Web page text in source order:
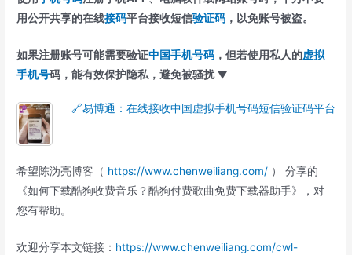
用公开共享的在线接码平台接收短信验证码 ，以免账号被盗。
如果注册账号可能需要验证中国手机号码 ，但若使用私人的虚拟
手机号码，能有效保护隐私，避免被骚扰 ▼
🔗易博通：在线接收中国虚拟手机号码短信验证码平台
希望陈沩亮博客（ https://www.chenweiliang.com/ ） 分享的
《如何下载酷狗收费音乐？酷狗付费歌曲免费下载器助手》，对
您有帮助。
欢迎分享本文链接： https://www.chenweiliang.com/cwl-